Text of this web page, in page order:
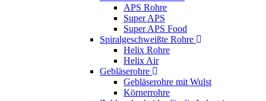
APS Rohre
Super APS
Super APS Food
Spiralgeschweißte Rohre
Helix Rohre
Helix Air
Gebläserohre
Gebläserohre mit Wulst
Körnerrohre